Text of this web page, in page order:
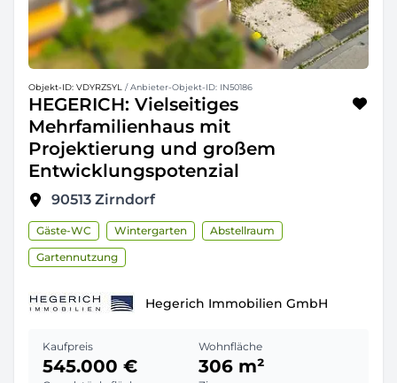
Objekt-ID: VDYRZSYL / Anbieter-Objekt-ID: IN50186
HEGERICH: Vielseitiges
Mehrfamilienhaus mit
Projektierung und großem
Entwicklungspotenzial
90513 Zirndorf
Gäste-WC Wintergarten
Abstellraum
Gartennutzung
Hegerich Immobilien GmbH
Kaufpreis
545.000 €
Wohnfläche
306 m²